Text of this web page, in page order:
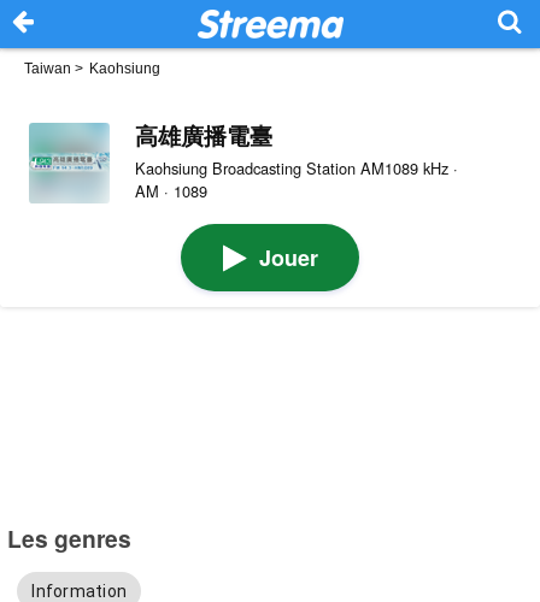
Taiwan > Kaohsiung
高雄廣播電臺
Kaohsiung Broadcasting Station AM1089 kHz ·
AM · 1089
Jouer
Les genres
Information